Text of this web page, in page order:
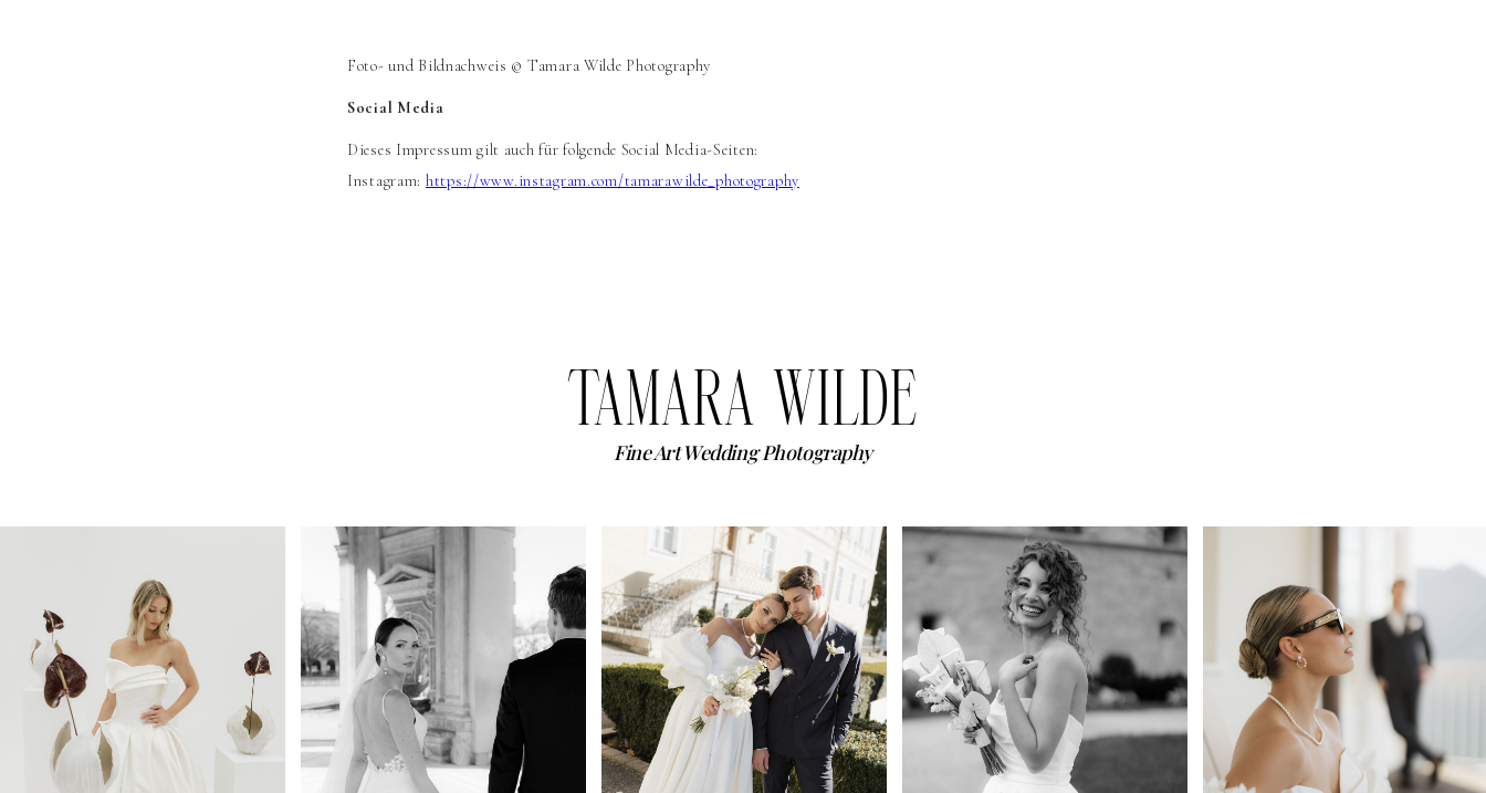
Foto- und Bildnachweis © Tamara Wilde Photography​
Social Media
Dieses Impressum gilt auch für folgende Social Media-Seiten:
Instagram: https://www.instagram.com/tamarawilde_photography
TAMARA WILDE
Fine Art Wedding Photography